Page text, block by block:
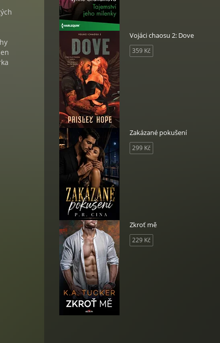
Vojáci chaosu 2: Dove
359 Kč
Zakázané pokušení
299 Kč
Zkroť mě
229 Kč